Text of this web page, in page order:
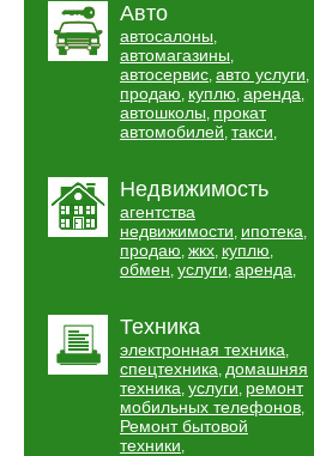
Авто
автосалоны,
автомагазины,
автосервис, авто услуги,
продаю, куплю, аренда,
автошколы, прокат
автомобилей, такси,
Недвижимость
агентства
недвижимости, ипотека,
продаю, жкх, куплю,
обмен, услуги, аренда,
Техника
электронная техника,
спецтехника, домашняя
техника, услуги, ремонт
мобильных телефонов,
Ремонт бытовой
техники,